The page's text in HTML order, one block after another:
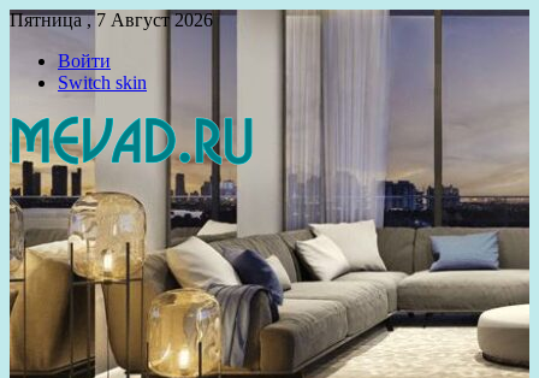
Пятница , 7 Август 2026
Войти
Switch skin